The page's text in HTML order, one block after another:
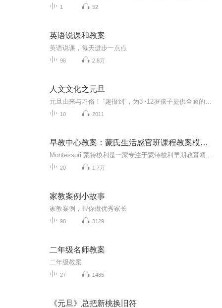
1 52
英语说课和教案
英语说课，每天进步一点点
98 2.8万
人文文化之元旦
10 2011
早教中心教案：蒙氏生活感官班课程教案模板范文
20 1.7万
家教案例小故事
家教案例，帮你做优秀家长
98 3129
二年级名师教案
二年级教案
27 1485
《元旦》总把新桃换旧符